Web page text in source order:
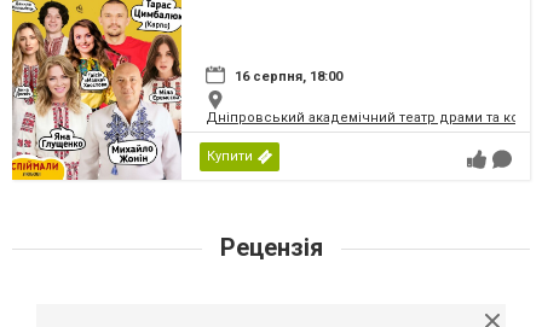
16 серпня, 18:00
Дніпровський академічний театр драми та
Купити
Рецензія